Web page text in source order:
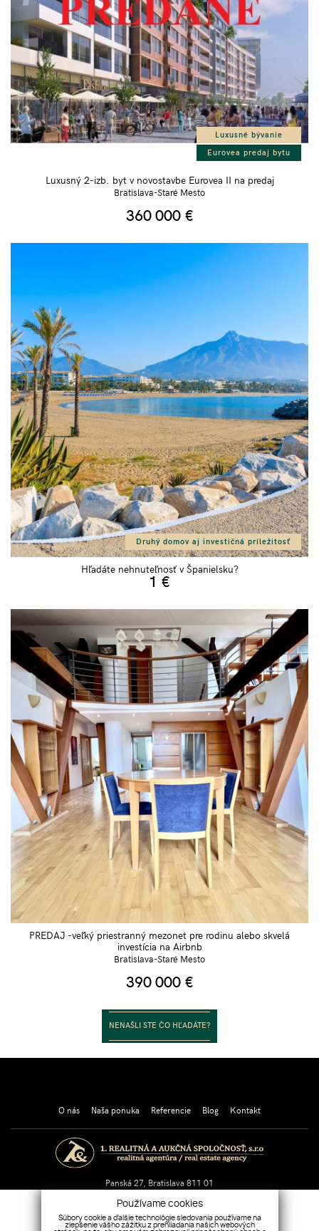
Luxusné bývanie
Eurovea predaj bytu
Luxusný 2-izb. byt v novostavbe Eurovea II na predaj
Bratislava-Staré Mesto
360 000 €
Druhý domov aj investičná príležitosť
Hľadáte nehnuteľnosť v Španielsku?
1 €
PREDAJ -veľký priestranný mezonet pre rodinu alebo skvelá
investícia na Airbnb
Bratislava-Staré Mesto
390 000 €
NENAŠLI STE ČO HĽADÁTE?
O nás Naša ponuka Referencie Blog Kontakt
Panská 27, Bratislava 811 01
E-mail:sekretariat@realitna.sk
Používame cookies
Súbory cookie a ďalšie technológie sledovania používame na
zlepšenie vášho zážitku z prehliadania našich webových